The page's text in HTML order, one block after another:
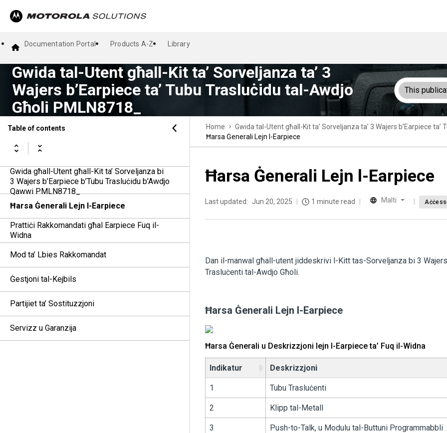
Documentation Portal Products A-Z Library
Gwida tal-Utent għall-Kit ta’ Sorveljanza ta’ 3
Wajers b’Earpiece ta’ Tubu Trasluċidu tal-Awdjo
Għoli PMLN8718_
This
Table of contents
Gwida għall-Utent għall-Kit ta’ Sorveljanza bi
3 Wajers b’Earpiece b’Tubu Trasluċidu b’Awdjo
Qawwi PMLN8718_
Ħarsa Ġenerali Lejn l-Earpiece
Prattiċi Rakkomandati għal Earpiece Fuq il-
Widna
Mod ta’ Lbies Rakkomandat
Ġestjoni tal-Kejbils
Partijiet ta’ Sostituzzjoni
Servizz u Garanzija
Home
Gwida tal-Utent għall-Kit ta’ Sorveljanza ta’ 3 Wajers b’Earpiece ta’
Ħarsa Ġenerali Lejn l-Earpiece
Ħarsa Ġenerali Lejn l-Earpiece
Last updated: Jun 20, 2025 1 minute read Malti
Dan il-manwal għall-utent jiddeskrivi l-Kitt tas-Sorveljanza bi 3 Wajers
Trasluċenti tal-Awdjo Għoli.
Ħarsa Ġenerali Lejn l-Earpiece
Ħarsa Ġenerali u Deskrizzjoni lejn l-Earpiece ta’ Fuq il-Widna
Indikatur Deskrizzjoni
1 Tubu Trasluċenti
2 Klipp tal-Metall
3 Push-to-Talk, u Modulu tal-Buttuni Programmabbli